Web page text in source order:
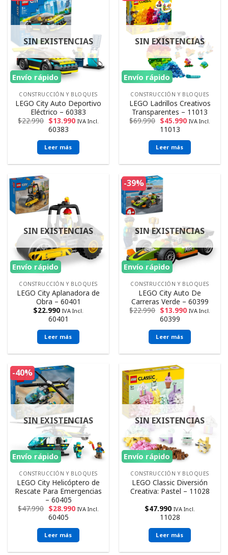
Envío rápido
SIN EXISTENCIAS
CONSTRUCCIÓN Y BLOQUES
LEGO City Auto Deportivo
Eléctrico – 60383
$22.990 $13.990 IVA Incl.
60383
Leer más
Envío rápido
SIN EXISTENCIAS
CONSTRUCCIÓN Y BLOQUES
LEGO Ladrillos Creativos
Transparentes – 11013
$69.990 $45.990 IVA Incl.
11013
Leer más
Envío rápido
SIN EXISTENCIAS
CONSTRUCCIÓN Y BLOQUES
LEGO City Aplanadora de
Obra – 60401
$22.990 IVA Incl.
60401
Leer más
-39%
Envío rápido
SIN EXISTENCIAS
CONSTRUCCIÓN Y BLOQUES
LEGO City Auto De
Carreras Verde – 60399
$22.990 $13.990 IVA Incl.
60399
Leer más
-40%
Envío rápido
SIN EXISTENCIAS
CONSTRUCCIÓN Y BLOQUES
LEGO City Helicóptero de
Rescate Para Emergencias
– 60405
$47.990 $28.990 IVA Incl.
60405
Leer más
Envío rápido
SIN EXISTENCIAS
CONSTRUCCIÓN Y BLOQUES
LEGO Classic Diversión
Creativa: Pastel – 11028
$47.990 IVA Incl.
11028
Leer más